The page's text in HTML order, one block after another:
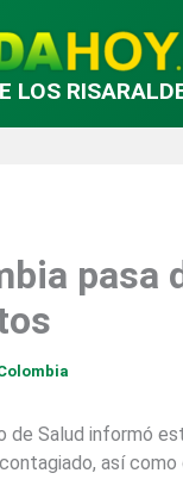
LOS
pasa
de Salud informó
así